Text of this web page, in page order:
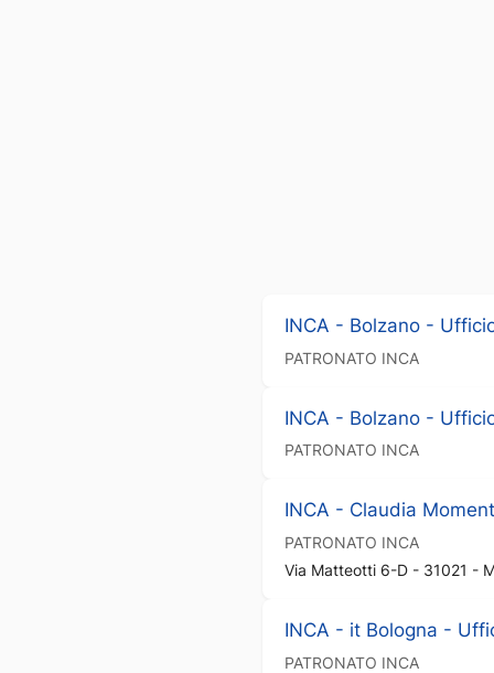
INCA - Bolzano -
PATRONATO INCA
INCA - Bolzano -
PATRONATO INCA
INCA - Claudia
PATRONATO INCA
Via Matteotti 6-D - 31021 -
INCA - it Bologna -
PATRONATO INCA